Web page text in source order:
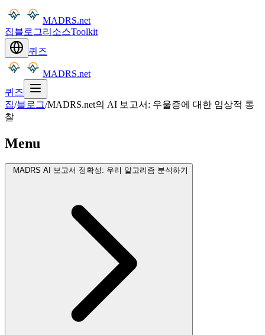
MADRS.net
집블로그리소스Toolkit
퀴즈
MADRS.net
퀴즈
집/블로그/MADRS.net의 AI 보고서: 우울증에 대한 임상적 통
찰
Menu
MADRS AI 보고서 정확성: 우리 알고리즘 분석하기